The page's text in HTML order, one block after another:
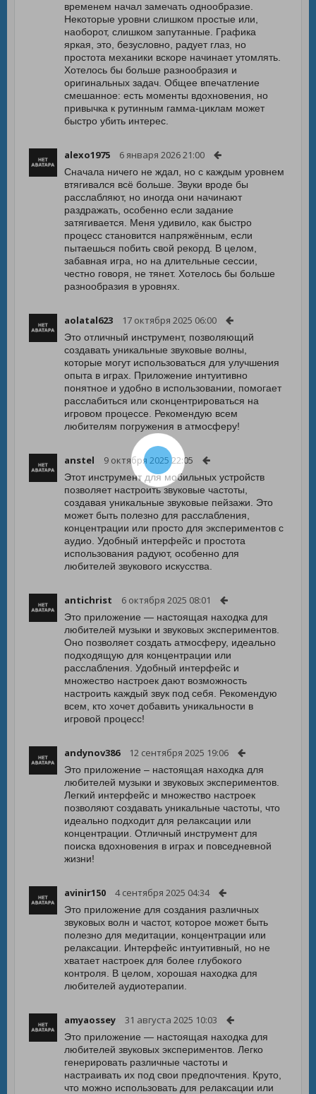
временем начал замечать однообразие.
Некоторые уровни слишком простые или,
наоборот, слишком запутанные. Графика
яркая, это, безусловно, радует глаз, но
простота механики вскоре начинает утомлять.
Хотелось бы больше разнообразия и
оригинальных задач. Общее впечатление
смешанное: есть моменты вдохновения, но
привычка к рутинным гамма-циклам может
быстро убить интерес.
alexo1975 6 января 2026 21:00
Сначала ничего не ждал, но с каждым уровнем
втягивался всё больше. Звуки вроде бы
расслабляют, но иногда они начинают
раздражать, особенно если задание
затягивается. Меня удивило, как быстро
процесс становится напряжённым, если
пытаешься побить свой рекорд. В целом,
забавная игра, но на длительные сессии,
честно говоря, не тянет. Хотелось бы больше
разнообразия в уровнях.
aolatal623 17 октября 2025 06:00
Это отличный инструмент, позволяющий
создавать уникальные звуковые волны,
которые могут использоваться для улучшения
опыта в играх. Приложение интуитивно
понятное и удобно в использовании, помогает
расслабиться или сконцентрироваться на
игровом процессе. Рекомендую всем
любителям погружения в атмосферу!
anstel 9 октября 2025 22:05
Этот инструмент для мобильных устройств
позволяет настроить звуковые частоты,
создавая уникальные звуковые пейзажи. Это
может быть полезно для расслабления,
концентрации или просто для экспериментов с
аудио. Удобный интерфейс и простота
использования радуют, особенно для
любителей звукового искусства.
antichrist 6 октября 2025 08:01
Это приложение — настоящая находка для
любителей музыки и звуковых экспериментов.
Оно позволяет создать атмосферу, идеально
подходящую для концентрации или
расслабления. Удобный интерфейс и
множество настроек дают возможность
настроить каждый звук под себя. Рекомендую
всем, кто хочет добавить уникальности в
игровой процесс!
andynov386 12 сентября 2025 19:06
Это приложение – настоящая находка для
любителей музыки и звуковых экспериментов.
Легкий интерфейс и множество настроек
позволяют создавать уникальные частоты, что
идеально подходит для релаксации или
концентрации. Отличный инструмент для
поиска вдохновения в играх и повседневной
жизни!
avinir150 4 сентября 2025 04:34
Это приложение для создания различных
звуковых волн и частот, которое может быть
полезно для медитации, концентрации или
релаксации. Интерфейс интуитивный, но не
хватает настроек для более глубокого
контроля. В целом, хорошая находка для
любителей аудиотерапии.
amyaossey 31 августа 2025 10:03
Это приложение — настоящая находка для
любителей звуковых экспериментов. Легко
генерировать различные частоты и
настраивать их под свои предпочтения. Круто,
что можно использовать для релаксации или